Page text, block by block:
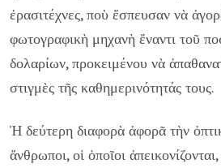
ἐρασιτέχνες, ποὺ ἔσπευσαν νὰ
φωτογραφικὴ μηχανὴ ἔναντι τοῦ
δολαρίων, προκειμένου νὰ
στιγμὲς τῆς καθημερινότητάς τους.
Ἡ δεύτερη διαφορὰ ἀφορᾶ τὴν
ἄνθρωποι, οἱ ὁποῖοι